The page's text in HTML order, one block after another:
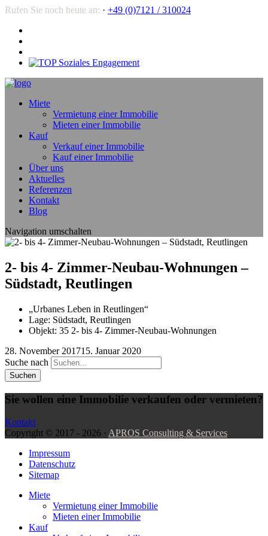
Rufen Sie noch heute an: · +49 (0)7121 / 310024
Miete
Vermietung einer Immobilie
Mieten einer Immobilie
Kauf
Verkauf einer Immobilie
Kauf einer Immobilie
Über uns
Aktuelles
Referenzen
Kontakt
Blog
Navigation umschalten
2- bis 4- Zimmer-Neubau-Wohnungen –
Südstadt, Reutlingen
„Urbanes Leben in Reutlingen“
Lage: Südstadt, Reutlingen
Objekt: 35 2- bis 4- Zimmer-Neubau-Wohnungen
28. November 201715. Januar 2020
Suche nach
Sie wollen eine Immobilie verkaufen oder vermieten?
Kontakt
Copyright © 2017 - 2026 · APROS Consulting & Services
Impressum
Datenschutz
Sitemap
Miete
Vermietung einer Immobilie
Mieten einer Immobilie
Kauf